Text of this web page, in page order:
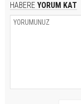
HABERE YORUM KAT